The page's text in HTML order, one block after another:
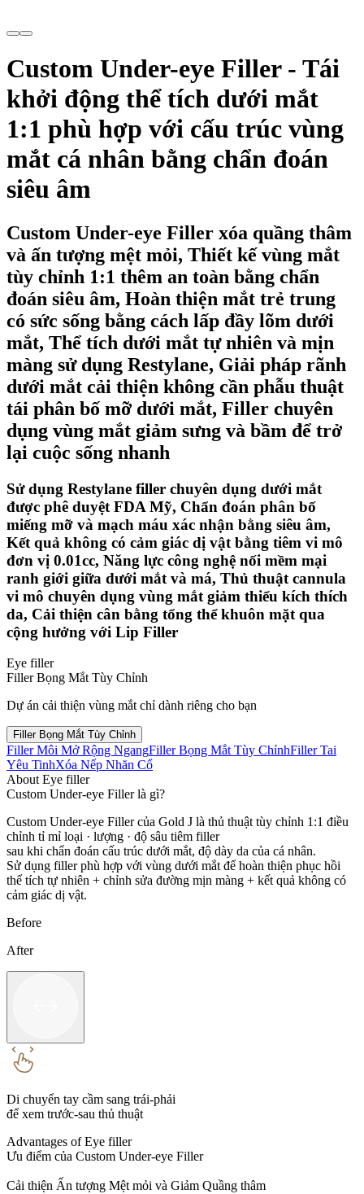
Custom Under-eye Filler - Tái
khởi động thể tích dưới mắt
1:1 phù hợp với cấu trúc vùng
mắt cá nhân bằng chẩn đoán
siêu âm
Custom Under-eye Filler xóa quầng thâm
và ấn tượng mệt mỏi, Thiết kế vùng mắt
tùy chỉnh 1:1 thêm an toàn bằng chẩn
đoán siêu âm, Hoàn thiện mắt trẻ trung
có sức sống bằng cách lấp đầy lõm dưới
mắt, Thể tích dưới mắt tự nhiên và mịn
màng sử dụng Restylane, Giải pháp rãnh
dưới mắt cải thiện không cần phẫu thuật
tái phân bố mỡ dưới mắt, Filler chuyên
dụng vùng mắt giảm sưng và bầm để trở
lại cuộc sống nhanh
Sử dụng Restylane filler chuyên dụng dưới mắt
được phê duyệt FDA Mỹ, Chẩn đoán phân bố
miếng mỡ và mạch máu xác nhận bằng siêu âm,
Kết quả không có cảm giác dị vật bằng tiêm vi mô
đơn vị 0.01cc, Năng lực công nghệ nối mềm mại
ranh giới giữa dưới mắt và má, Thủ thuật cannula
vi mô chuyên dụng vùng mắt giảm thiểu kích thích
da, Cải thiện cân bằng tổng thể khuôn mặt qua
cộng hưởng với Lip Filler
Eye filler
Filler Bọng Mắt Tùy Chỉnh
Dự án cải thiện vùng mắt chỉ dành riêng cho bạn
Filler Bọng Mắt Tùy Chỉnh
Filler Môi Mở Rộng NgangFiller Bọng Mắt Tùy ChỉnhFiller Tai
Yêu TinhXóa Nếp Nhăn Cổ
About Eye filler
Custom Under-eye Filler là gì?
Custom Under-eye Filler của Gold J là thủ thuật tùy chỉnh 1:1 điều
chỉnh tỉ mỉ loại · lượng · độ sâu tiêm filler
sau khi chẩn đoán cấu trúc dưới mắt, độ dày da của cá nhân.
Sử dụng filler phù hợp với vùng dưới mắt để hoàn thiện phục hồi
thể tích tự nhiên + chỉnh sửa đường mịn màng + kết quả không có
cảm giác dị vật.
Before
After
Di chuyển tay cầm sang trái-phải
để xem trước-sau thủ thuật
Advantages of Eye filler
Ưu điểm của Custom Under-eye Filler
Cải thiện Ấn tượng Mệt mỏi và Giảm Quầng thâm